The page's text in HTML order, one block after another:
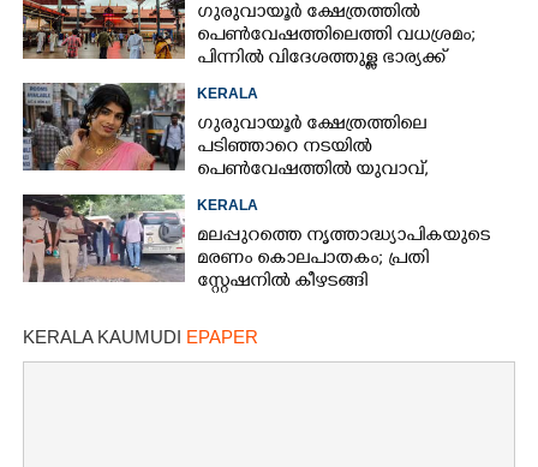
ഗുരുവായൂർ ക്ഷേത്രത്തിൽ
പെൺവേഷത്തിലെത്തി വധശ്രമം;
പിന്നിൽ വിദേശത്തുള്ള ഭാര്യക്ക്
KERALA
ഗുരുവായൂർ ക്ഷേത്രത്തിലെ
പടിഞ്ഞാറെ നടയിൽ
പെൺവേഷത്തിൽ യുവാവ്,​
തെളിഞ്ഞത് വൻഗൂഢാലോചന
KERALA
മലപ്പുറത്തെ നൃത്താദ്ധ്യാപികയുടെ
മരണം കൊലപാതകം; പ്രതി
സ്റ്റേഷനിൽ കീഴടങ്ങി
KERALA KAUMUDI EPAPER